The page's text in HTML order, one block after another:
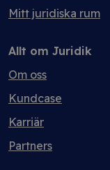
Mitt juridiska rum
Allt om Juridik
Om oss
Kundcase
Karriär
Partners